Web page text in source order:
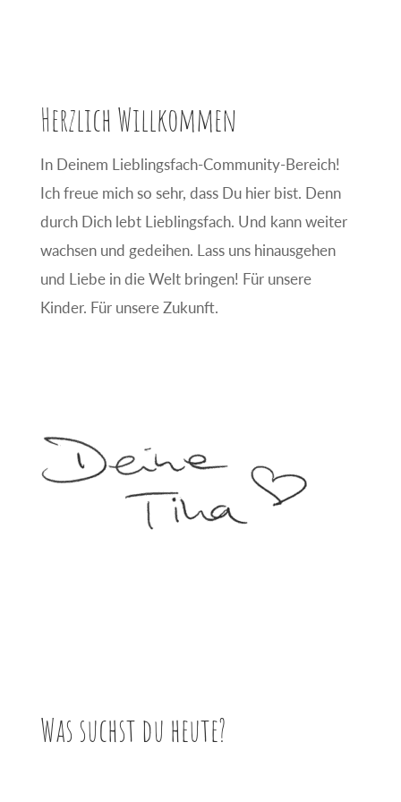
Herzlich Willkommen
In Deinem Lieblingsfach-Community-Bereich!
Ich freue mich so sehr, dass Du hier bist. Denn
durch Dich lebt Lieblingsfach. Und kann weiter
wachsen und gedeihen. Lass uns hinausgehen
und Liebe in die Welt bringen! Für unsere
Kinder. Für unsere Zukunft.
Was suchst du heute?